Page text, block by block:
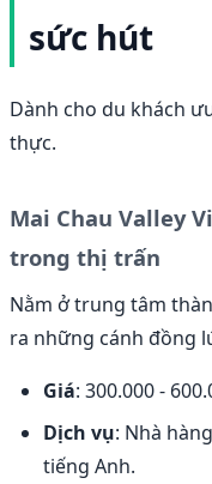
sức hút
Dành cho du khách
thực.
Mai Chau Valley
trong thị trấn
Nằm ở trung tâm
ra những cánh đồng
Giá: 300.000 -
Dịch vụ: Nhà
tiếng Anh.